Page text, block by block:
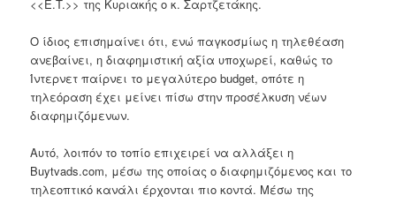
<<E.T.>> της Κυριακής ο κ. Σαρτζετάκης.
Ο ίδιος επισημαίνει ότι, ενώ παγκοσμίως η τηλεθέαση
ανεβαίνει, η διαφημιστική αξία υποχωρεί, καθώς το
Ίντερνετ παίρνει το μεγαλύτερο budget, οπότε η
τηλεόραση έχει μείνει πίσω στην προσέλκυση νέων
διαφημιζόμενων.
Αυτό, λοιπόν το τοπίο επιχειρεί να αλλάξει η
Buytvads.com, μέσω της οποίας ο διαφημιζόμενος και το
τηλεοπτικό κανάλι έρχονται πιο κοντά. Μέσω της